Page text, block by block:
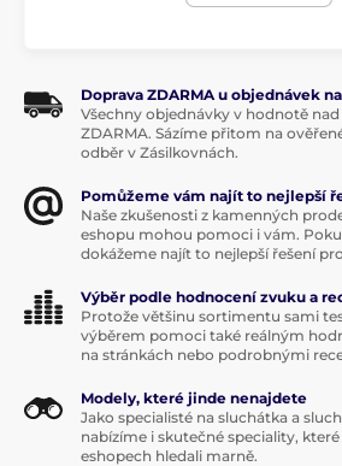
Doprava ZDARMA u objednávek
Všechny objednávky v hodnotě
ZDARMA. Sázíme přitom na
odběr v Zásilkovnách.
Pomůžeme vám najít to nejlepší
Naše zkušenosti z kamenných
eshopu mohou pomoci i vám.
dokážeme najít to nejlepší řešení
Výběr podle hodnocení zvuku a
Protože většinu sortimentu sami
výběrem pomoci také reálným
na stránkách nebo podrobnými
Modely, které jinde nenajdete
Jako specialisté na sluchátka a
nabízíme i skutečné speciality,
eshopech hledali marně.